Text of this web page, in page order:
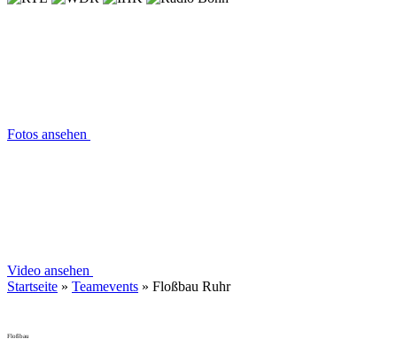
Fotos ansehen
Video ansehen
Startseite » Teamevents » Floßbau Ruhr
Floßbau